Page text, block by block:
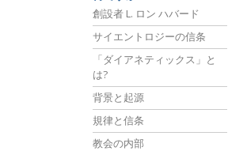
創設者 L. ロン ハバード
サイエントロジーの信条
「ダイアネティックス」と
は?
背景と起源
規律と信条
教会の内部